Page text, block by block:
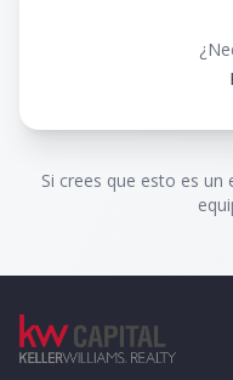
Si crees que esto es